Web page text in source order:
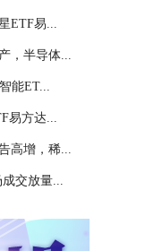
ETF易...
，半导体...
能ET...
易方达...
高增，稀...
交放量...